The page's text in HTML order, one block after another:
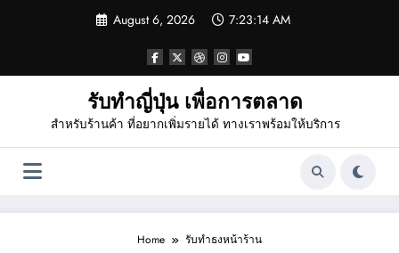
August 6, 2026 7:23:14 AM
รับทำญี่ปุ่น เพื่อการตลาด
สำหรับร้านค้า ที่อยากเพิ่มรายได้ ทางเราพร้อมให้บริการ
Home รับทำธงหน้าร้าน